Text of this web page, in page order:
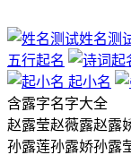
姓名测
五行起名
起小名
含露字名字大全
赵露莹赵薇露赵露
孙露莲孙露娇孙露